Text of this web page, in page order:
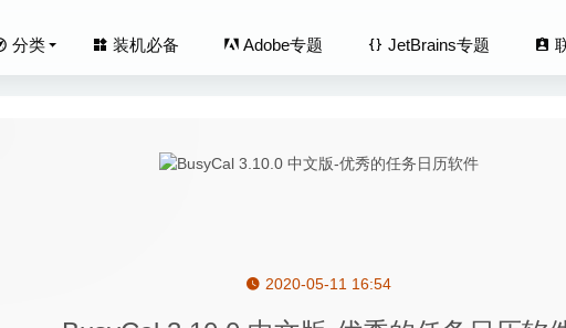
分类 装机必备 Adobe专题 JetBrains专题
2020-05-11 16:54